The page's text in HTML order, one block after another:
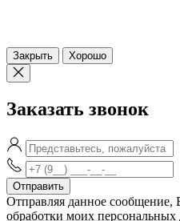
Закрыть Хорошо
Заказать звонок
Отправляя данное сообщение,
обработки моих